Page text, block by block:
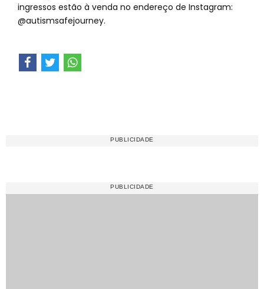
ingressos estão à venda no endereço de Instagram:
@autismsafejourney.